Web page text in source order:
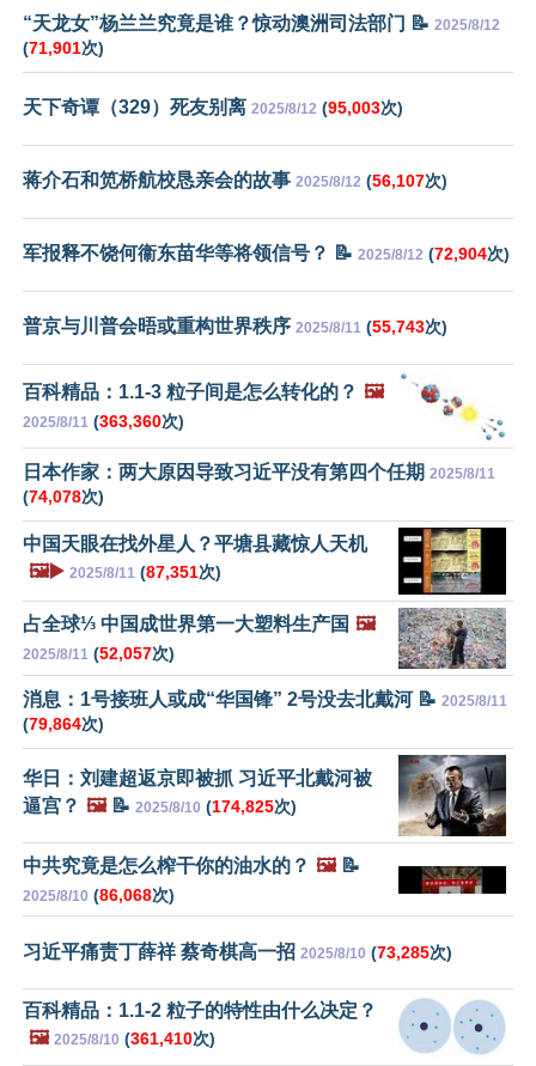
“天龙女”杨兰兰究竟是谁？惊动澳洲司法部门 📝 2025/8/12
(71,901次)
天下奇谭（329）死友别离 2025/8/12 (95,003次)
蒋介石和笕桥航校恳亲会的故事 2025/8/12 (56,107次)
军报释不饶何衞东苗华等将领信号？ 📝 2025/8/12 (72,904次)
普京与川普会晤或重构世界秩序 2025/8/11 (55,743次)
百科精品：1.1-3 粒子间是怎么转化的？ 🖼️
2025/8/11 (363,360次)
日本作家：两大原因导致习近平没有第四个任期 2025/8/11
(74,078次)
中国天眼在找外星人？平塘县藏惊人天机
🖼️▶️ 2025/8/11 (87,351次)
占全球⅓ 中国成世界第一大塑料生产国 🖼️
2025/8/11 (52,057次)
消息：1号接班人或成“华国锋” 2号没去北戴河 📝 2025/8/11
(79,864次)
华日：刘建超返京即被抓 习近平北戴河被
逼宫？ 🖼️📝 2025/8/10 (174,825次)
中共究竟是怎么榨干你的油水的？ 🖼️📝
2025/8/10 (86,068次)
习近平痛责丁薛祥 蔡奇棋高一招 2025/8/10 (73,285次)
百科精品：1.1-2 粒子的特性由什么决定？
🖼️ 2025/8/10 (361,410次)